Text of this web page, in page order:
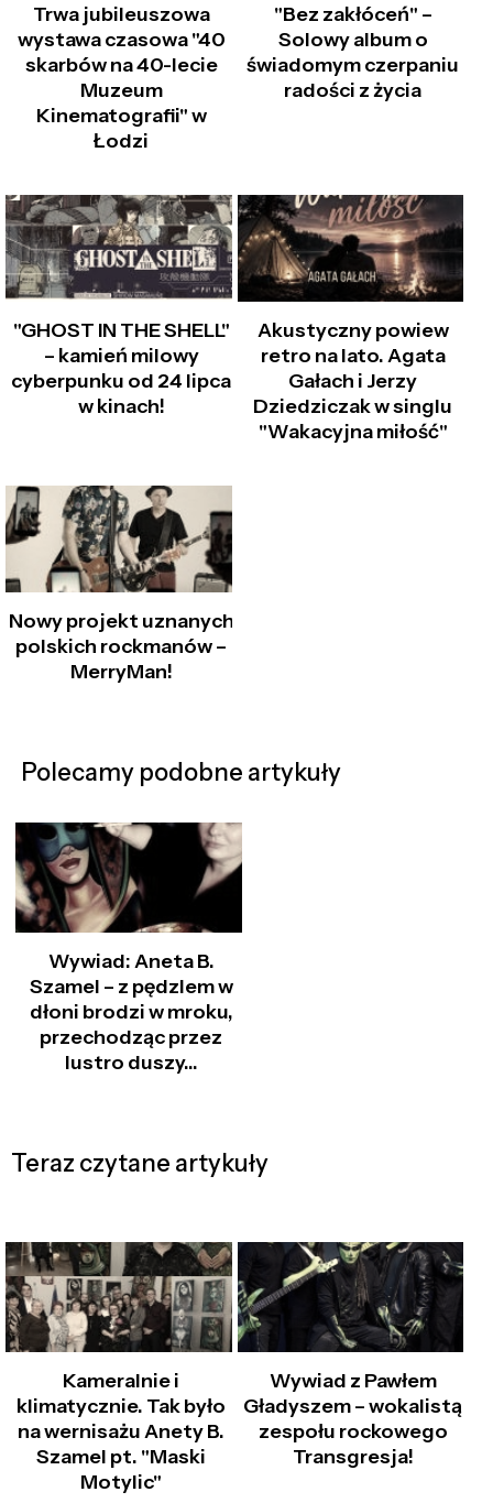
Trwa jubileuszowa
wystawa czasowa "40
skarbów na 40-lecie
Muzeum
Kinematografii" w
Łodzi
"Bez zakłóceń" –
Solowy album o
świadomym czerpaniu
radości z życia
"GHOST IN THE SHELL"
– kamień milowy
cyberpunku od 24 lipca
w kinach!
Akustyczny powiew
retro na lato. Agata
Gałach i Jerzy
Dziedziczak w singlu
"Wakacyjna miłość"
Nowy projekt uznanych
polskich rockmanów –
MerryMan!
Polecamy podobne artykuły
Wywiad: Aneta B.
Szamel – z pędzlem w
dłoni brodzi w mroku,
przechodząc przez
lustro duszy...
Teraz czytane artykuły
Kameralnie i
klimatycznie. Tak było
na wernisażu Anety B.
Szamel pt. "Maski
Motylic"
Wywiad z Pawłem
Gładyszem – wokalistą
zespołu rockowego
Transgresja!